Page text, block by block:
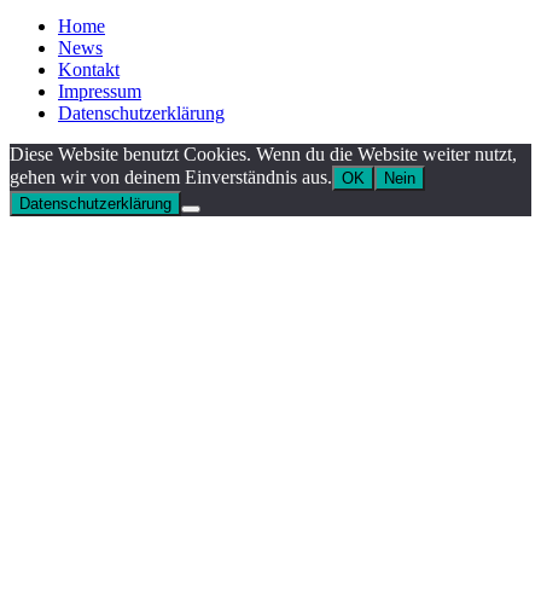
Home
News
Kontakt
Impressum
Datenschutzerklärung
Diese Website benutzt Cookies. Wenn du die Website weiter nutzt,
gehen wir von deinem Einverständnis aus. OK
Nein
Datenschutzerklärung